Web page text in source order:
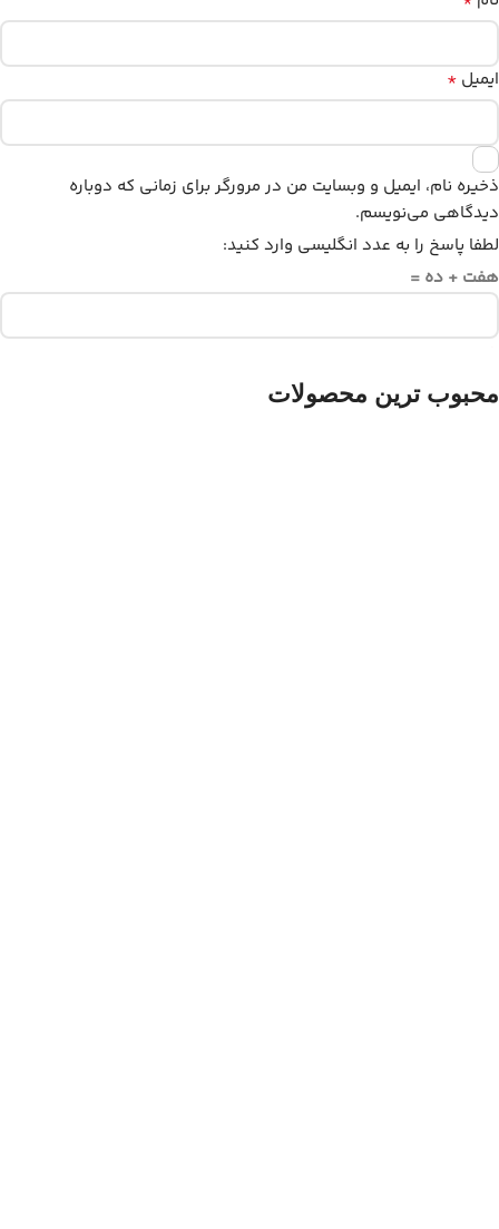
ایمیل *
ذخیره نام، ایمیل و وبسایت من در مرورگر برای زمانی که دوباره
دیدگاهی می‌نویسم.
لطفا پاسخ را به عدد انگلیسی وارد کنید:
هفت + ده =
محبوب ترین محصولات